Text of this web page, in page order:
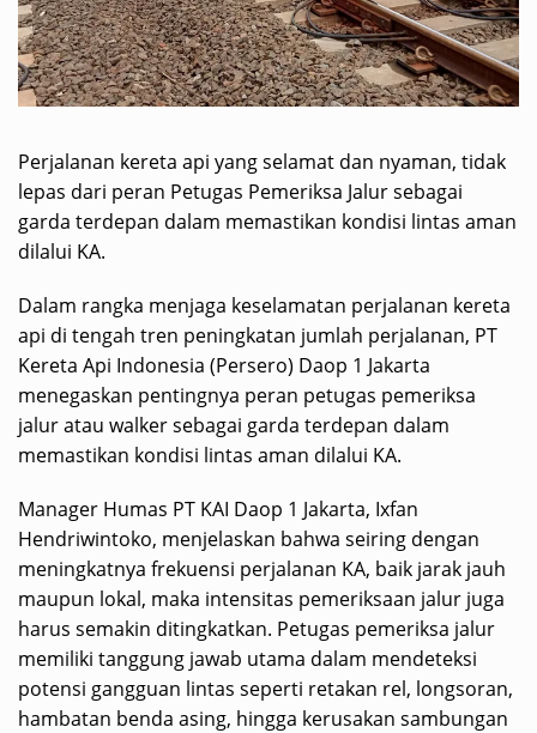
Perjalanan kereta api yang selamat dan nyaman, tidak
lepas dari peran Petugas Pemeriksa Jalur sebagai
garda terdepan dalam memastikan kondisi lintas aman
dilalui KA.
Dalam rangka menjaga keselamatan perjalanan kereta
api di tengah tren peningkatan jumlah perjalanan, PT
Kereta Api Indonesia (Persero) Daop 1 Jakarta
menegaskan pentingnya peran petugas pemeriksa
jalur atau walker sebagai garda terdepan dalam
memastikan kondisi lintas aman dilalui KA.
Manager Humas PT KAI Daop 1 Jakarta, Ixfan
Hendriwintoko, menjelaskan bahwa seiring dengan
meningkatnya frekuensi perjalanan KA, baik jarak jauh
maupun lokal, maka intensitas pemeriksaan jalur juga
harus semakin ditingkatkan. Petugas pemeriksa jalur
memiliki tanggung jawab utama dalam mendeteksi
potensi gangguan lintas seperti retakan rel, longsoran,
hambatan benda asing, hingga kerusakan sambungan